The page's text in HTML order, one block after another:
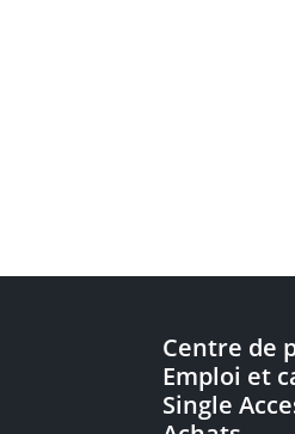
Centre de
Emploi et
Single